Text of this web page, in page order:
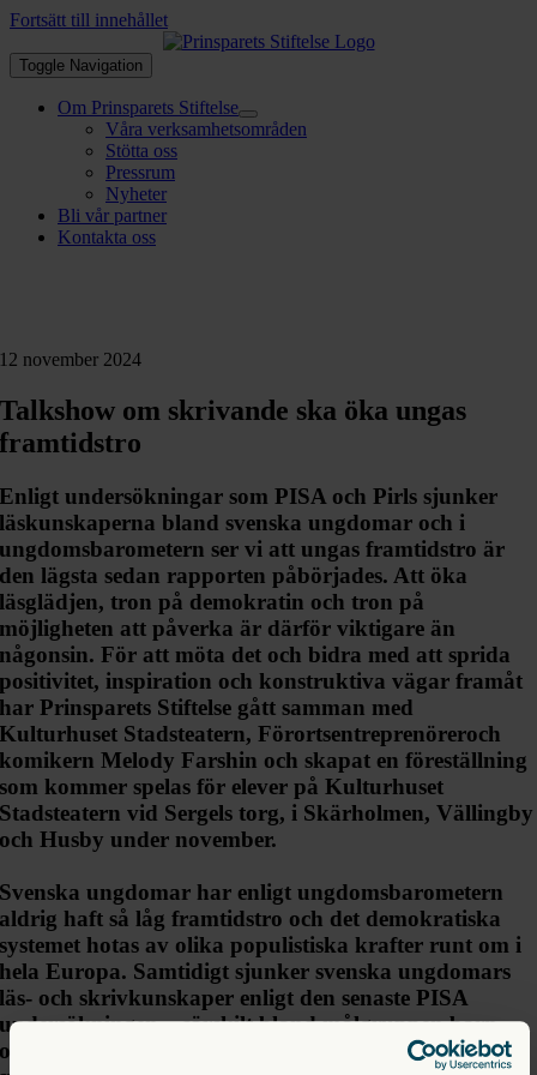
Fortsätt till innehållet
Toggle Navigation
Om Prinsparets Stiftelse
Våra verksamhetsområden
Stötta oss
Pressrum
Nyheter
Bli vår partner
Kontakta oss
12 november 2024
Talkshow om skrivande ska öka ungas
framtidstro
Enligt undersökningar som PISA och Pirls sjunker
läskunskaperna bland svenska ungdomar och i
ungdomsbarometern ser vi att ungas framtidstro är
den lägsta sedan rapporten påbörjades. Att öka
läsglädjen, tron på demokratin och tron på
möjligheten att påverka är därför viktigare än
någonsin. För att möta det och bidra med att sprida
positivitet, inspiration och konstruktiva vägar framåt
har Prinsparets Stiftelse gått samman med
Kulturhuset Stadsteatern, Förortsentreprenöreroch
komikern Melody Farshin och skapat en föreställning
som kommer spelas för elever på Kulturhuset
Stadsteatern vid Sergels torg, i Skärholmen, Vällingby
och Husby under november.
Svenska ungdomar har enligt ungdomsbarometern
aldrig haft så låg framtidstro och det demokratiska
systemet hotas av olika populistiska krafter runt om i
hela Europa. Samtidigt sjunker svenska ungdomars
läs- och skrivkunskaper enligt den senaste PISA
undersökningen – särskilt bland målgruppen barn
och unga med dyslexi. Enligt den senaste studien är